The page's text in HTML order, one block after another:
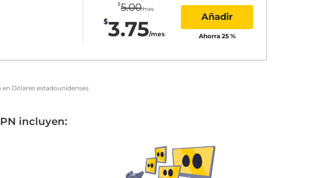
$5.00/mes
$3.75/mes
Añadir
Ahorra 25%
en Dólares estadounidenses
incluyen: